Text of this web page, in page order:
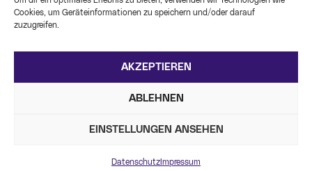
Cookies, um Geräteinformationen zu speichern und/oder darauf
zuzugreifen.
AKZEPTIEREN
ABLEHNEN
EINSTELLUNGEN ANSEHEN
Datenschutz Impressum
Freunde der Realität.
Kinder und Jugendliche e.V.
Große Beckstraße 25